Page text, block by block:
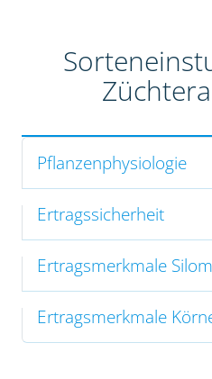
Pflanzenphysiologie
Ertragssicherheit
Ertragsmerkmale
Ertragsmerkmale